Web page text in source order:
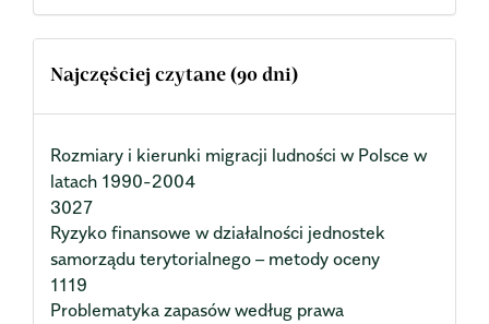
Najczęściej czytane (90 dni)
Rozmiary i kierunki migracji ludności w Polsce w
latach 1990-2004
3027
Ryzyko finansowe w działalności jednostek
samorządu terytorialnego – metody oceny
1119
Problematyka zapasów według prawa